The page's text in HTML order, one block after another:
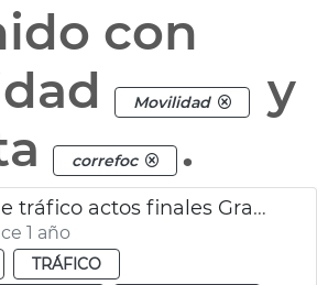
con
Movilidad
y
correfoc .
Dispositivo de tráfico actos finales Gran Fira
1 año
TRÁFICO